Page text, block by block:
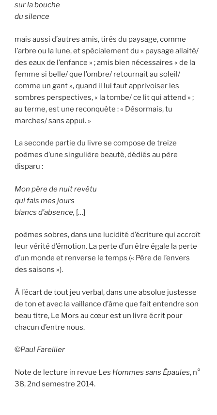
sur la bouche
du silence
mais aussi d’autres amis, tirés du paysage, comme
l’arbre ou la lune, et spécialement du « paysage allaité/
des eaux de l’enfance » ; amis bien nécessaires « de la
femme si belle/ que l’ombre/ retournait au soleil/
comme un gant », quand il lui faut apprivoiser les
sombres perspectives, « la tombe/ ce lit qui attend » ;
au terme, est une reconquête : « Désormais, tu
marches/ sans appui. »
La seconde partie du livre se compose de treize
poèmes d’une singulière beauté, dédiés au père
disparu :
Mon père de nuit revêtu
qui fais mes jours
blancs d’absence, […]
poèmes sobres, dans une lucidité d’écriture qui accroît
leur vérité d’émotion. La perte d’un être égale la perte
d’un monde et renverse le temps (« Père de l’envers
des saisons »).
À l’écart de tout jeu verbal, dans une absolue justesse
de ton et avec la vaillance d’âme que fait entendre son
beau titre, Le Mors au cœur est un livre écrit pour
chacun d’entre nous.
©Paul Farellier
Note de lecture in revue Les Hommes sans Épaules, n°
38, 2nd semestre 2014.